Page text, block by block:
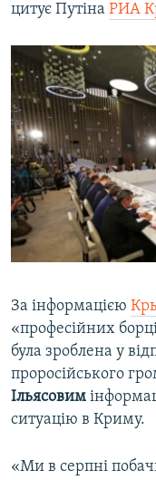
цитує Путіна РИА
За інформацією
«професійних
була зроблена у
проросійського
Ільясовим
ситуацію в Криму.
«Ми в серпні